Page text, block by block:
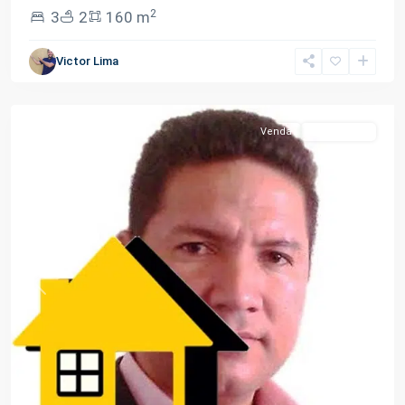
3
2 160 m2
Victor Lima
Ponta
Negra,
Previous
Venda